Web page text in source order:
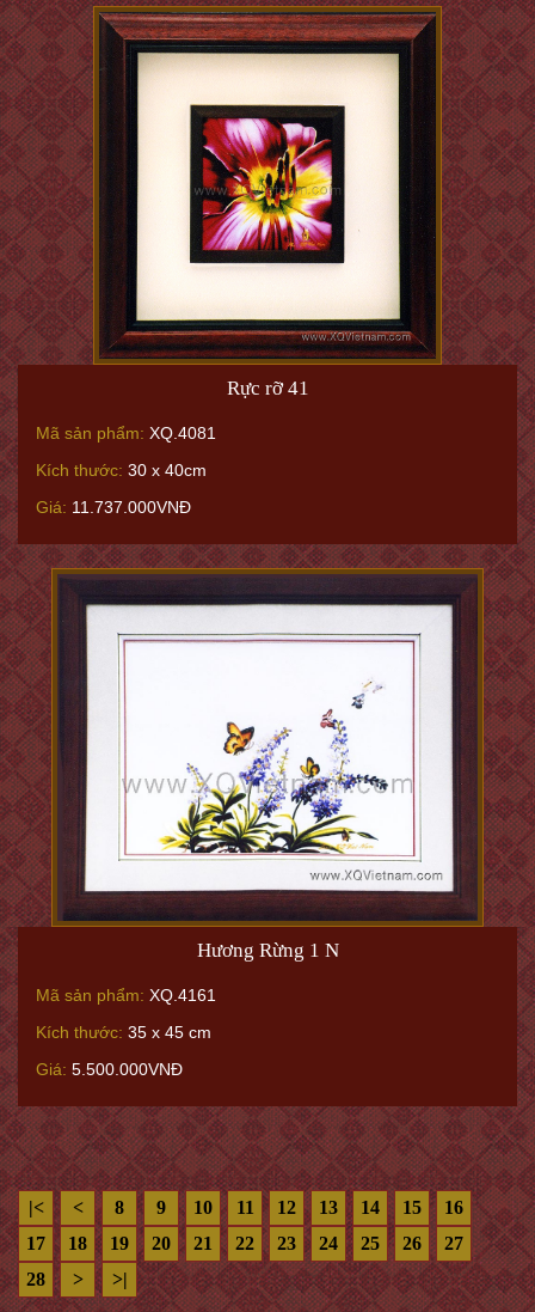
Rực rỡ 41
Mã sản phẩm: XQ.4081
Kích thước: 30 x 40cm
Giá: 11.737.000VNĐ
Hương Rừng 1 N
Mã sản phẩm: XQ.4161
Kích thước: 35 x 45 cm
Giá: 5.500.000VNĐ
|< < 8 9 10 11 12 13 14 15
16
17
18 19 20 21 22 23 24 25 26
27
28
> >|